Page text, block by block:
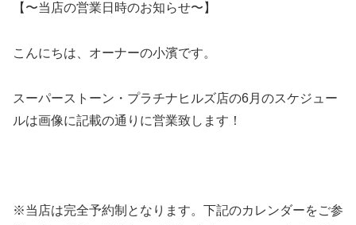
【〜当店の営業日時のお知らせ〜】
こんにちは、オーナーの小濱です。
スーパーストーン・プラチナヒルズ店の6月のスケジュー
ルは画像に記載の通りに営業致します！
※当店は完全予約制となります。下記のカレンダーをご参